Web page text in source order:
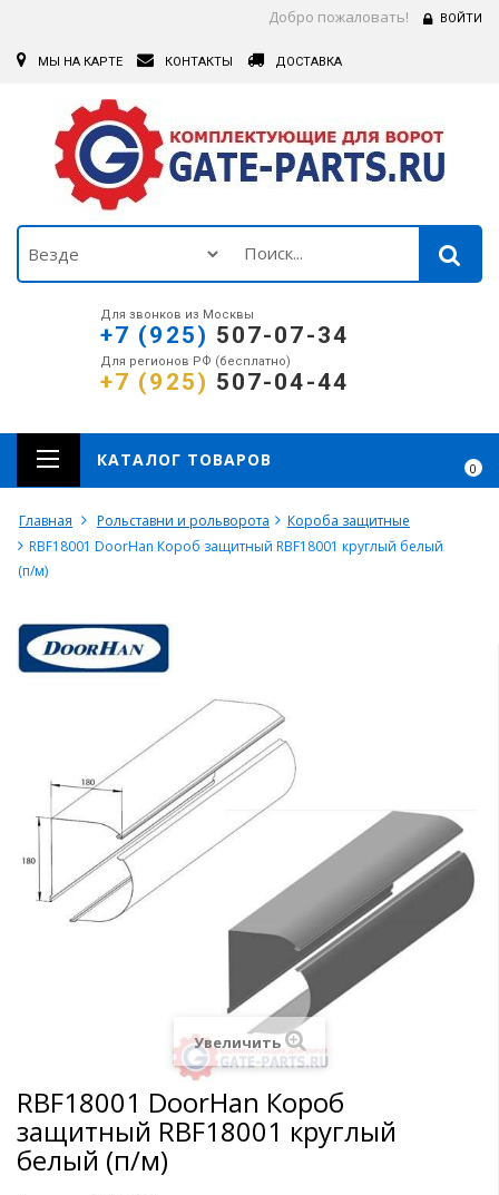
Добро пожаловать! ВОЙТИ
МЫ НА КАРТЕ КОНТАКТЫ ДОСТАВКА
Для звонков из Москвы
+7 (925) 507-07-34
Для регионов РФ (бесплатно)
+7 (925) 507-04-44
0
КАТАЛОГ ТОВАРОВ
Главная Рольставни и рольворота
Короба защитные
RBF18001 DoorHan Короб защитный RBF18001 круглый белый
(п/м)
Увеличить
RBF18001 DoorHan Короб
защитный RBF18001 круглый
белый (п/м)